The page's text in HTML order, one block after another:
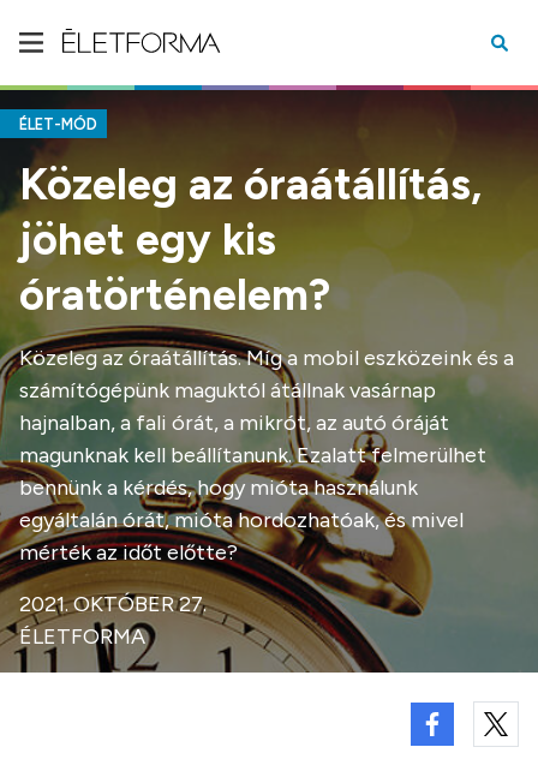
ÉLET-MÓD
Közeleg az óraátállítás,
jöhet egy kis
óratörténelem?
Közeleg az óraátállítás. Míg a mobil eszközeink és a
számítógépünk maguktól átállnak vasárnap
hajnalban, a fali órát, a mikrót, az autó óráját
magunknak kell beállítanunk. Ezalatt felmerülhet
bennünk a kérdés, hogy mióta használunk
egyáltalán órát, mióta hordozhatóak, és mivel
mérték az időt előtte?
2021. OKTÓBER 27.
ÉLETFORMA